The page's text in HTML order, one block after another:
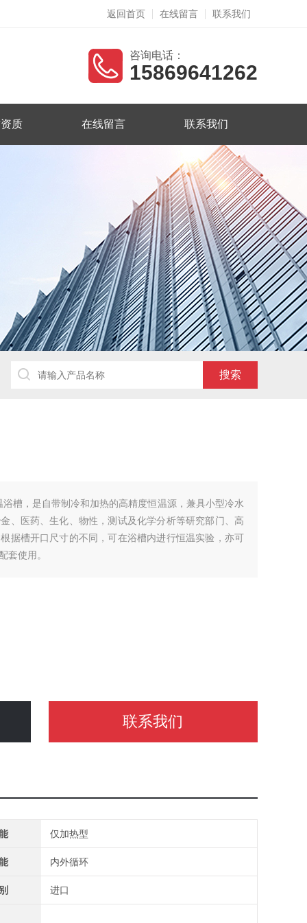
返回首页 在线留言 联系我们
咨询电话：
15869641262
质 在线留言 联系我们
槽，是自带制冷和加热的高精度恒温源，兼具小型冷水
、医药、生化、物性，测试及化学分析等研究部门、高
据槽开口尺寸的不同，可在浴槽内进行恒温实验，亦可
套使用。
联系我们
仅加热型
内外循环
进口